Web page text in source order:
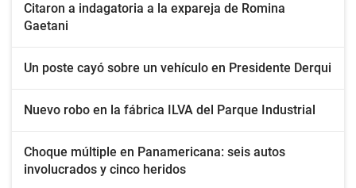
Citaron a indagatoria a la expareja de Romina
Gaetani
Un poste cayó sobre un vehículo en Presidente Derqui
Nuevo robo en la fábrica ILVA del Parque Industrial
Choque múltiple en Panamericana: seis autos
involucrados y cinco heridos